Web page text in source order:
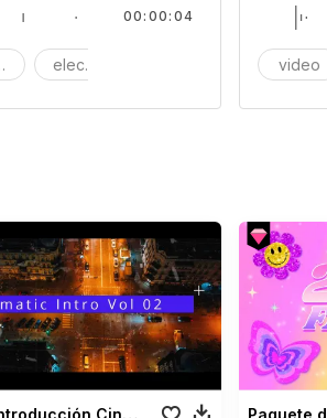
electrico
00:00:04
video
Cinematográfica Vol. 02